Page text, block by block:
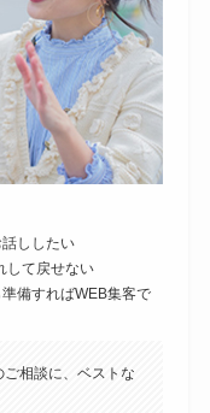
ししたい
して戻せない
備すればWEB集客で
相談に、ベストな